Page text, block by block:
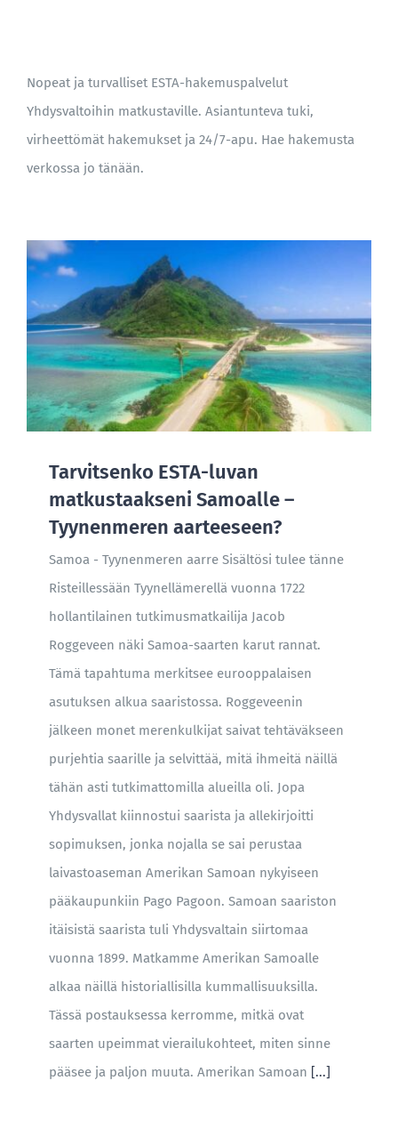
Nopeat ja turvalliset ESTA-hakemuspalvelut
Yhdysvaltoihin matkustaville. Asiantunteva tuki,
virheettömät hakemukset ja 24/7-apu. Hae hakemusta
verkossa jo tänään.
Tarvitsenko ESTA-luvan
matkustaakseni Samoalle –
Tyynenmeren aarteeseen?
Samoa - Tyynenmeren aarre Sisältösi tulee tänne
Risteillessään Tyynellämerellä vuonna 1722
hollantilainen tutkimusmatkailija Jacob
Roggeveen näki Samoa-saarten karut rannat.
Tämä tapahtuma merkitsee eurooppalaisen
asutuksen alkua saaristossa. Roggeveenin
jälkeen monet merenkulkijat saivat tehtäväkseen
purjehtia saarille ja selvittää, mitä ihmeitä näillä
tähän asti tutkimattomilla alueilla oli. Jopa
Yhdysvallat kiinnostui saarista ja allekirjoitti
sopimuksen, jonka nojalla se sai perustaa
laivastoaseman Amerikan Samoan nykyiseen
pääkaupunkiin Pago Pagoon. Samoan saariston
itäisistä saarista tuli Yhdysvaltain siirtomaa
vuonna 1899. Matkamme Amerikan Samoalle
alkaa näillä historiallisilla kummallisuuksilla.
Tässä postauksessa kerromme, mitkä ovat
saarten upeimmat vierailukohteet, miten sinne
pääsee ja paljon muuta. Amerikan Samoan [...]